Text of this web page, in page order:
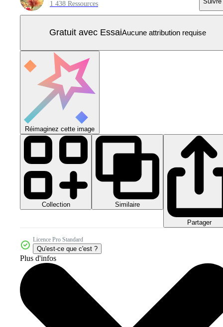
1 438 Ressources
Gratuit avec EssaiAucune attribution requise
Réimaginez cette image
Collection Similaire
Partager
Licence Pro Standard
Qu'est-ce que c'est ?
Plus d'infos